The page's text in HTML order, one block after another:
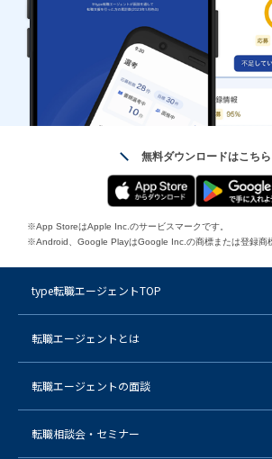
無料ダウンロードはこちら
※App StoreはApple Inc.のサービスマークです。
※Android、Google PlayはGoogle Inc.の商標または登録商
type転職エージェントTOP
転職エージェントとは
転職エージェントの面談
転職相談会・セミナー